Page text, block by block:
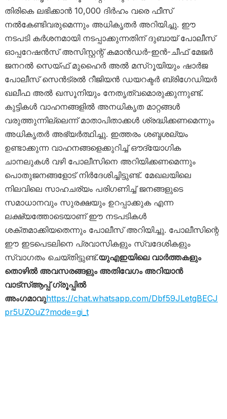
തിരികെ ലഭിക്കാൻ 10,000 ദിർഹം വരെ ഫീസ്
നൽകേണ്ടിവരുമെന്നും അധികൃതർ അറിയിച്ചു. ഈ
നടപടി കർശനമായി നടപ്പാക്കുന്നതിന് ദുബായ് പോലീസ്
ഓപ്പറേഷൻസ് അസിസ്റ്റന്റ് കമാൻഡർ-ഇൻ-ചീഫ് മേജർ
ജനറൽ സെയ്ഫ് മുഹൈർ അൽ മസ്‌റൂയിയും ഷാർജ
പോലീസ് സെൻട്രൽ റീജിയൻ ഡയറക്ടർ ബ്രിഗേഡിയർ
ഖലീഫ അൽ ഖസൂനിയും നേതൃത്വമൊരുക്കുന്നുണ്ട്.
കുട്ടികൾ വാഹനങ്ങളിൽ അനധികൃത മാറ്റങ്ങൾ
വരുത്തുന്നില്ലെന്ന് മാതാപിതാക്കൾ ശ്രദ്ധിക്കണമെന്നും
അധികൃതർ അഭ്യർത്ഥിച്ചു. ഇത്തരം ശബ്ദശല്യം
ഉണ്ടാക്കുന്ന വാഹനങ്ങളെക്കുറിച്ച് ഔദ്യോഗിക
ചാനലുകൾ വഴി പോലീസിനെ അറിയിക്കണമെന്നും
പൊതുജനങ്ങളോട് നിർദേശിച്ചിട്ടുണ്ട്. മേഖലയിലെ
നിലവിലെ സാഹചര്യം പരിഗണിച്ച് ജനങ്ങളുടെ
സമാധാനവും സുരക്ഷയും ഉറപ്പാക്കുക എന്ന
ലക്ഷ്യത്തോടെയാണ് ഈ നടപടികൾ
ശക്തമാക്കിയതെന്നും പോലീസ് അറിയിച്ചു. പോലീസിന്റെ
ഈ ഇടപെടലിനെ പ്രവാസികളും സ്വദേശികളും
സ്വാഗതം ചെയ്തിട്ടുണ്ട്.യുഎഇയിലെ വാർത്തകളും
തൊഴിൽ അവസരങ്ങളും അതിവേഗം അറിയാൻ
വാട്സ്ആപ്പ് ഗ്രൂപ്പിൽ
അംഗമാവുhttps://chat.whatsapp.com/Dbf59JLetgBECJ
pr5UZOuZ?mode=gi_t